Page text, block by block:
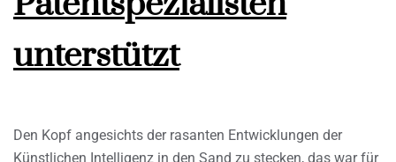
unterstützt
Den Kopf angesichts der rasanten Entwicklungen der
Künstlichen Intelligenz in den Sand zu stecken, das war für